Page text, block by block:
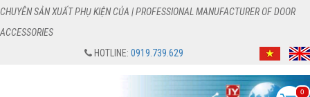
CHUYÊN SẢN XUẤT PHỤ KIỆN CỦA | PROFESSIONAL MANUFACTURER OF DOOR
ACCESSORIES
HOTLINE: 0919.739.629
0